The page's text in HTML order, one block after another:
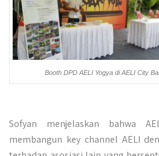
Booth DPD AELI Yogya di AELI City
Sofyan menjelaskan bahwa
membangun key channel AELI